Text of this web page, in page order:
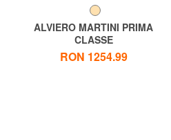
ALVIERO MARTINI PRIMA
CLASSE
GEO CLASSIC Geanta de
umar cu buzunare
RON 1254.99